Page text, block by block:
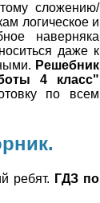
сложению/
логическое и
наверняка
даже к
Решебник
4 класс"
по всем
ребят. ГДЗ по